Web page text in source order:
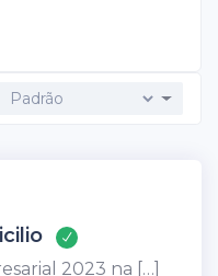
2023 na […]